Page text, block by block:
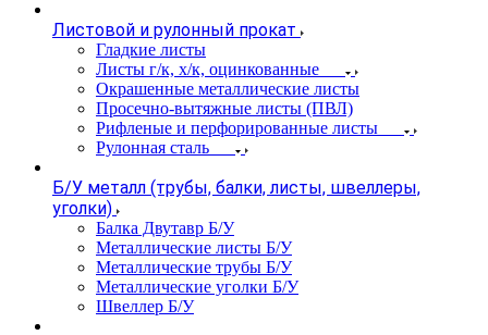
Листовой и рулонный прокат
Гладкие листы
Листы г/к, х/к, оцинкованные
Окрашенные металлические листы
Просечно-вытяжные листы (ПВЛ)
Рифленые и перфорированные листы
Рулонная сталь
Б/У металл (трубы, балки, листы, швеллеры,
уголки)
Балка Двутавр Б/У
Металлические листы Б/У
Металлические трубы Б/У
Металлические уголки Б/У
Швеллер Б/У